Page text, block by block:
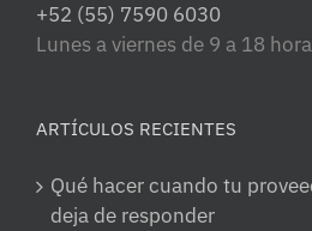
+52 (55) 7590 6030
Lunes a viernes de 9 a 18
ARTÍCULOS RECIENTES
Qué hacer cuando tu
deja de responder